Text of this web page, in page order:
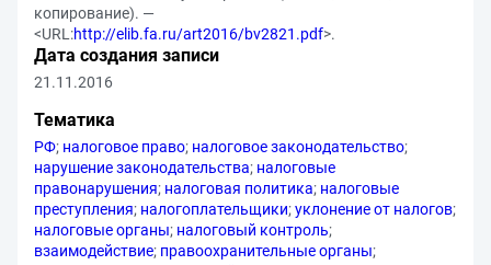
копирование). —
<URL:http://elib.fa.ru/art2016/bv2821.pdf>.
Дата создания записи
21.11.2016
Тематика
РФ; налоговое право; налоговое законодательство;
нарушение законодательства; налоговые
правонарушения; налоговая политика; налоговые
преступления; налогоплательщики;уклонение от налогов;
налоговые органы; налоговый контроль;
взаимодействие; правоохранительные органы;